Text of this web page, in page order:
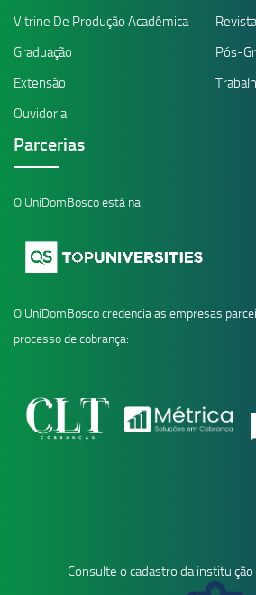
Vitrine De Produção Acadêmica
Graduação
Pós-
Extensão
Ouvidoria
Parcerias
O UniDomBosco está na:
O UniDomBosco credencia as empresas
processo de cobrança:
Consulte o cadastro da